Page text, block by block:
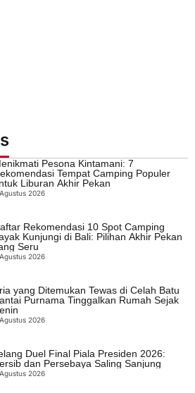
Pesona Kintamani: 7
Tempat Camping Populer
Liburan Akhir Pekan
2026
Rekomendasi 10 Spot Camping
Kunjungi di Bali: Pilihan Akhir Pekan
Seru
2026
yang Ditemukan Tewas di Celah Batu
Purnama Tinggalkan Rumah Sejak
2026
Duel Final Piala Presiden 2026:
dan Persebaya Saling Sanjung
2026